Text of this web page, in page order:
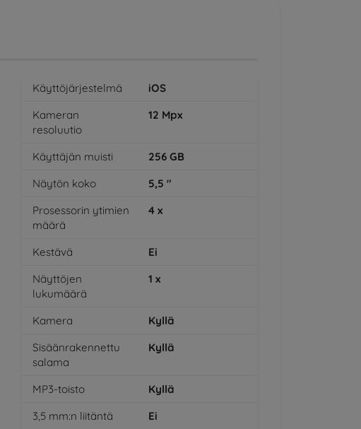
Käyttöjärjestelmä
iOS
Kameran
resoluutio
12 Mpx
Käyttäjän muisti 256 GB
Näytön koko
5,5 "
Prosessorin ytimien
määrä
4 x
Kestävä
Ei
Näyttöjen
lukumäärä
1 x
Kamera
Kyllä
Sisäänrakennettu
salama
Kyllä
MP3-toisto
Kyllä
3,5 mm:n liitäntä
Ei